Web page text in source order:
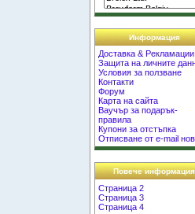
Информация
Доставка & Рекламации
Защита на личните
Условия за ползване
Контакти
Форум
Карта на сайта
Ваучър за подарък-
правила
Купони за отстъпка
Отписване от e-mail
Повече информация
Страница 2
Страница 3
Страница 4